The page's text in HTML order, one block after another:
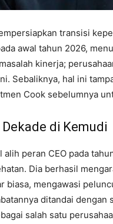
transisi
awal tahun 2026,
kinerja;
Sebaliknya, hal ini
Cook sebelumnya
di Kemudi
peran CEO pada
Dia berhasil
biasa, mengawasi
ditandai
salah satu